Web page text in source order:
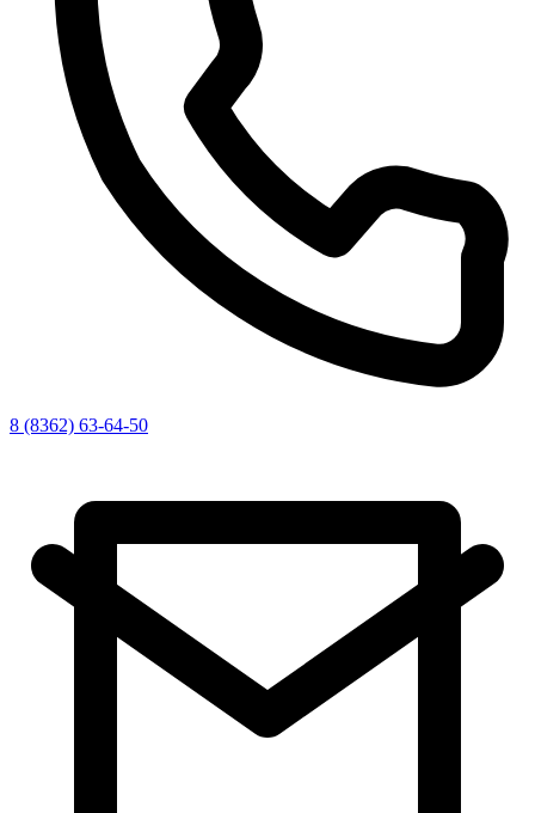
8 (8362) 63-64-50